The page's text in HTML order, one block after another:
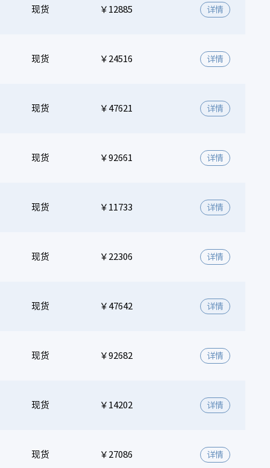
现货 ￥12885 详情
现货 ￥24516 详情
现货 ￥47621 详情
现货 ￥92661 详情
现货 ￥11733 详情
现货 ￥22306 详情
现货 ￥47642 详情
现货 ￥92682 详情
现货 ￥14202 详情
现货 ￥27086 详情